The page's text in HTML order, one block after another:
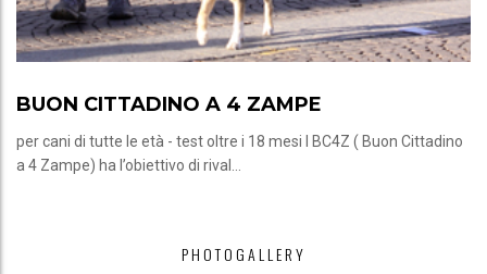
BUON CITTADINO A 4 ZAMPE
per cani di tutte le età - test oltre i 18 mesi l BC4Z ( Buon Cittadino
a 4 Zampe) ha l’obiettivo di rival...
PHOTOGALLERY